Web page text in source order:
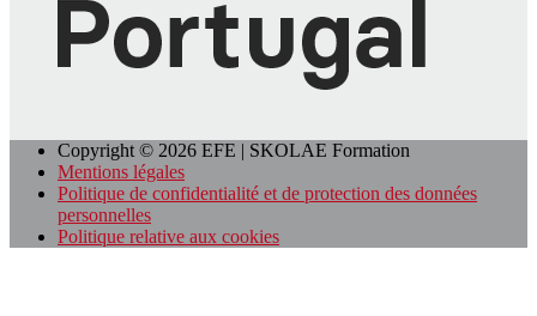
Copyright © 2026 EFE | SKOLAE Formation
Mentions légales
Politique de confidentialité et de protection des données
personnelles
Politique relative aux cookies